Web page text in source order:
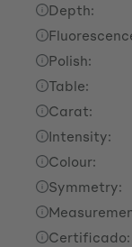
Depth:
Polish:
Table:
Carat:
Intensity:
Colour:
Symmetry:
Certificado: